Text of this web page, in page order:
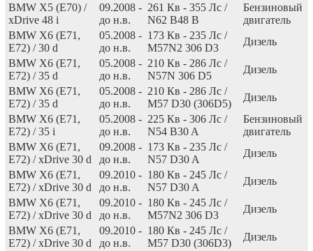
BMW X5 (E70) /
xDrive 48 i
09.2008 -
до н.в.
261 Кв - 355 Лс /
N62 B48 B
Бензиновый
двигатель
BMW X6 (E71,
E72) / 30 d
05.2008 -
до н.в.
173 Кв - 235 Лс /
M57N2 306 D3
Дизель
BMW X6 (E71,
E72) / 35 d
05.2008 -
до н.в.
210 Кв - 286 Лс /
N57N 306 D5
Дизель
BMW X6 (E71,
E72) / 35 d
05.2008 -
до н.в.
210 Кв - 286 Лс /
M57 D30 (306D5)
Дизель
BMW X6 (E71,
E72) / 35 i
05.2008 -
до н.в.
225 Кв - 306 Лс /
N54 B30 A
Бензиновый
двигатель
BMW X6 (E71,
E72) / xDrive 30 d
09.2008 -
до н.в.
173 Кв - 235 Лс /
N57 D30 A
Дизель
BMW X6 (E71,
E72) / xDrive 30 d
09.2010 -
до н.в.
180 Кв - 245 Лс /
N57 D30 A
Дизель
BMW X6 (E71,
E72) / xDrive 30 d
09.2010 -
до н.в.
180 Кв - 245 Лс /
M57N2 306 D3
Дизель
BMW X6 (E71,
E72) / xDrive 30 d
09.2010 -
до н.в.
180 Кв - 245 Лс /
M57 D30 (306D3)
Дизель